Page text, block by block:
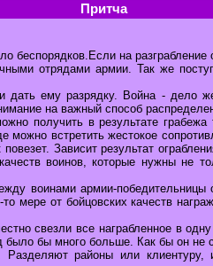
Притча
беспорядков.Если на
отрядами армии. Так же
и дать ему разрядку. Война - дело
на важный способ
получить в результате
можно встретить жестокое
Зависит результат
воинов, которые нужны не
воинами армии-победительницы
мере от бойцовских качеств
свезли все награбленное в
было бы много больше. Как бы он не
Разделяют районы или